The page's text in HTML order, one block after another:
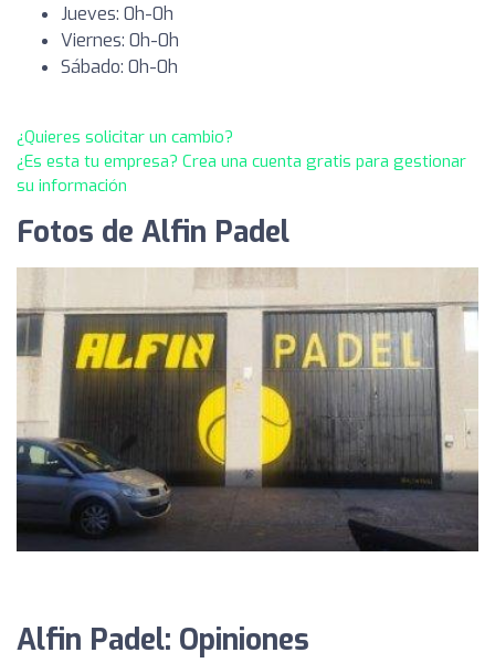
Jueves: 0h-0h
Viernes: 0h-0h
Sábado: 0h-0h
¿Quieres solicitar un cambio?
¿Es esta tu empresa? Crea una cuenta gratis para gestionar
su información
Fotos de Alfin Padel
Alfin Padel: Opiniones